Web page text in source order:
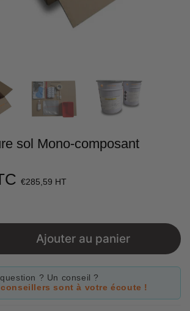
sol Mono-composant
€285,59 HT
Ajouter au panier
? Un conseil ?
sont à votre écoute !